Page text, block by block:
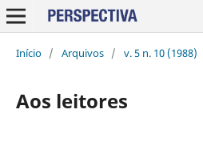
Início / Arquivos / v. 5 n. 10 (1988)
Aos leitores